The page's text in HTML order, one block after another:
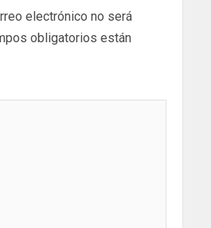
electrónico no será
obligatorios están